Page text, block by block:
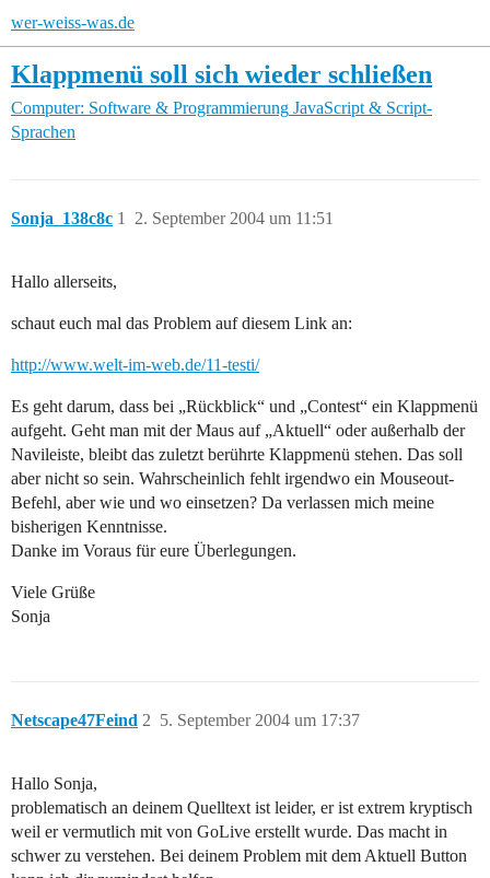
wer-weiss-was.de
Klappmenü soll sich wieder schließen
Computer: Software & Programmierung JavaScript & Script-
Sprachen
Sonja_138c8c 2. September 2004 um 11:51
1
Hallo allerseits,
schaut euch mal das Problem auf diesem Link an:
http://www.welt-im-web.de/11-testi/
Es geht darum, dass bei „Rückblick“ und „Contest“ ein Klappmenü
aufgeht. Geht man mit der Maus auf „Aktuell“ oder außerhalb der
Navileiste, bleibt das zuletzt berührte Klappmenü stehen. Das soll
aber nicht so sein. Wahrscheinlich fehlt irgendwo ein Mouseout-
Befehl, aber wie und wo einsetzen? Da verlassen mich meine
bisherigen Kenntnisse.
Danke im Voraus für eure Überlegungen.
Viele Grüße
Sonja
Netscape47Feind 5. September 2004 um 17:37
2
Hallo Sonja,
problematisch an deinem Quelltext ist leider, er ist extrem kryptisch
weil er vermutlich mit von GoLive erstellt wurde. Das macht in
schwer zu verstehen. Bei deinem Problem mit dem Aktuell Button